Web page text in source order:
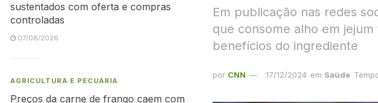
Em publicação nas redes
que consome alho em
benefícios do ingrediente
por CNN 17/12/2024 em Saúde
sustentados com oferta e compras
controladas
07/08/2026
AGRICULTURA E PECUÁRIA
Preços da carne de frango caem com